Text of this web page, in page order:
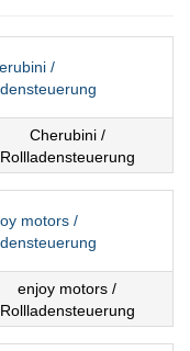
Cherubini /
Rollladensteuerung
enjoy motors /
Rollladensteuerung